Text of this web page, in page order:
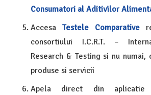
Consumatori al Aditivilor
Accesa Testele Comparative
consortiului I.C.R.T. –
Research & Testing si nu
produse si servicii
Apela direct din aplicatie